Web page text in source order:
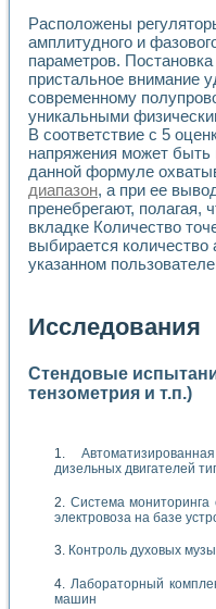
Расположены
амплитудного и
параметров.
пристальное внимание
современному
уникальными
В соответствие с 5
напряжения может
данной формуле
диапазон, а при ее
пренебрегают,
вкладке Количество
выбирается
указанном
Исследования
Стендовые
тензометрия и т.п.)
дизельных двигателей
Система мониторинга
электровоза на базе
Контроль духовых
Лабораторный
машин